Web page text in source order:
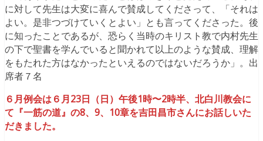
に対して先生は大変に喜んで賛成してくださって、「それは
よい。是非つづけていくとよい」とも言ってくださった。後
に知ったことであるが、恐らく当時のキリスト教で内村先生
の下で聖書を学んでいると聞かれて以上のような賛成、理解
をもたれた方はなかったといえるのではないだろうか」。出
席者７名
６月例会は６月23日（日）午後1時〜2時半、北白川教会に
て『一筋の道』の8、9、10章を吉田昌市さんにお話しいた
だきました。